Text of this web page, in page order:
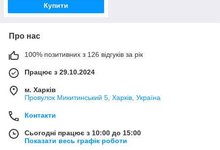
Купити
Про нас
100% позитивних з 126 відгуків за рік
Працює з 29.10.2024
м. Харків
Провулок Микитинський 5, Харків, Україна
Контакти
Сьогодні працює з 10:00 до 15:00
Показати весь графік роботи